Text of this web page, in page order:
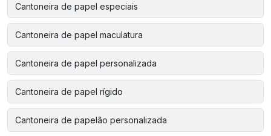
Cantoneira de papel especiais
Cantoneira de papel maculatura
Cantoneira de papel personalizada
Cantoneira de papel rígido
Cantoneira de papelão personalizada